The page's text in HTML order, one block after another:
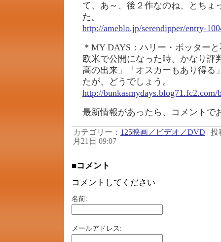
て、あ～、後２作なのね、とちょ
た。
http://ameblo.jp/serendipper/entry-
＊MY DAYS：ハリー・ポッター
欧米で公開になった時、かなり評
高の出来」「オスカーもあり得る
たが、どうでしょう。
http://
最新情報があったら、コメントで
カテゴリー： 125映画／ビデオ／DVD | 投
月21日 09:07
■コメント
コメントしてください
名前:
メールアドレス: